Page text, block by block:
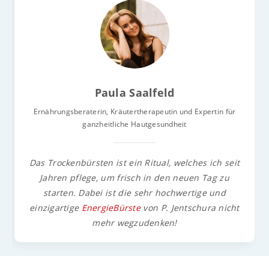
Paula Saalfeld
Ernährungsberaterin, Kräutertherapeutin und Expertin für
ganzheitliche Hautgesundheit
Das Trockenbürsten ist ein Ritual, welches ich seit
Jahren pflege, um frisch in den neuen Tag zu
starten. Dabei ist die sehr hochwertige und
einzigartige EnergieBürstevon P. Jentschura nicht
mehr wegzudenken!